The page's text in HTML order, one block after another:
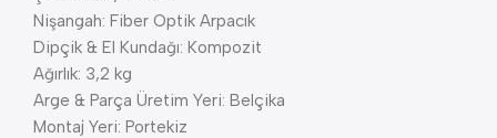
Nişangah: Fiber Optik Arpacık
Dipçik & El Kundağı: Kompozit
Ağırlık: 3,2 kg
Arge & Parça Üretim Yeri: Belçika
Montaj Yeri: Portekiz